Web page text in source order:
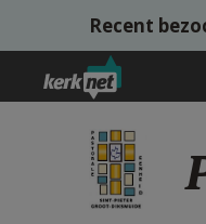
Overslaan en naar de
Recent